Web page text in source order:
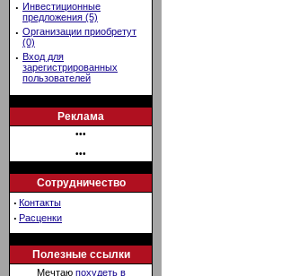
· Инвестиционные
предложения (5)
· Организации приобретут
(0)
· Вход для
зарегистрированных
пользователей
Реклама
•••
•••
Сотрудничество
· Контакты
· Расценки
Полезные ссылки
Мечтаю похудеть в